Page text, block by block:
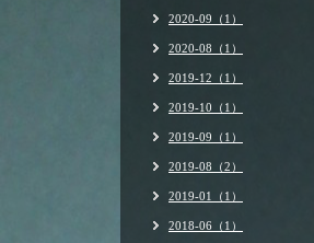
2020-09（1）
2020-08（1）
2019-12（1）
2019-10（1）
2019-09（1）
2019-08（2）
2019-01（1）
2018-06（1）